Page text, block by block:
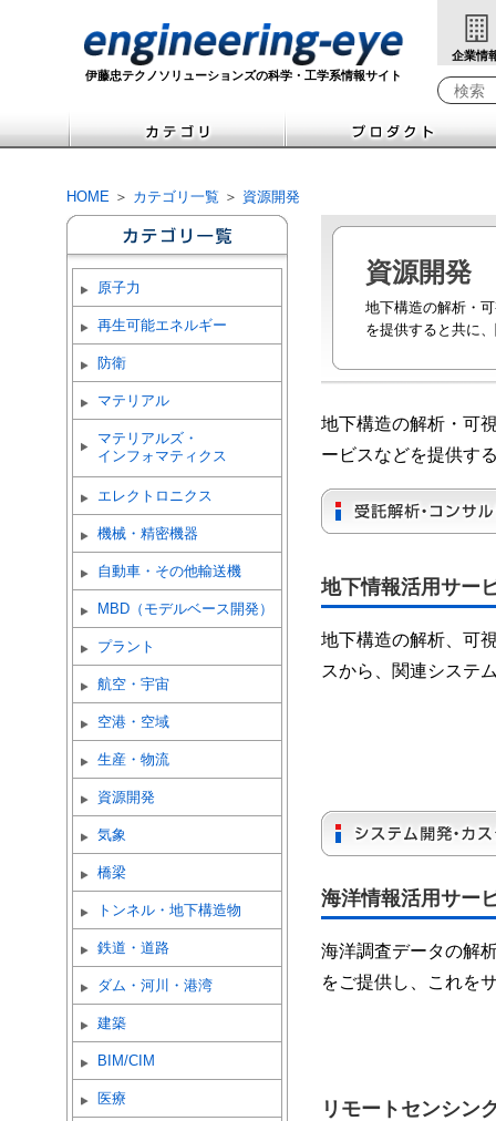
伊藤忠テクノソリューションズの科学・工学系情報サイト
企業情
検索キ
HOME ＞ カテゴリ一覧 ＞ 資源開発
原子力
再生可能エネルギー
防衛
マテリアル
マテリアルズ・
インフォマティクス
エレクトロニクス
機械・精密機器
自動車・その他輸送機
MBD（モデルベース開発）
プラント
航空・宇宙
空港・空域
生産・物流
資源開発
気象
橋梁
トンネル・地下構造物
鉄道・道路
ダム・河川・港湾
建築
BIM/CIM
医療
資源開発
地下構造の解析・
を提供すると共に
地下構造の解析・可
ービスなどを提供す
地下情報活用サー
地下構造の解析、可
スから、関連システ
海洋情報活用サー
海洋調査データの解
をご提供し、これを
リモートセンシン